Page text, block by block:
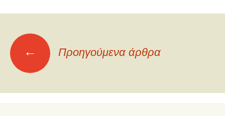
Πλοήγηση
άρθρων
← Προηγούμενα άρθρα